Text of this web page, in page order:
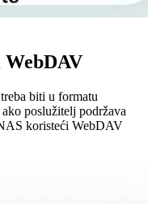
WebDAV
biti u formatu
poslužitelj podržava
koristeći WebDAV